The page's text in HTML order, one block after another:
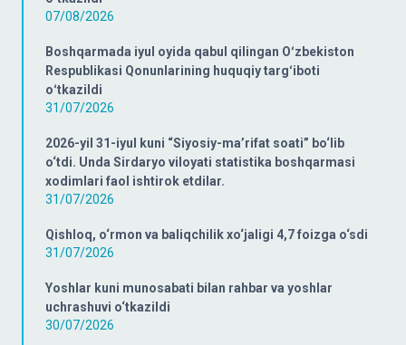
07/08/2026
Boshqarmada iyul oyida qabul qilingan Oʻzbekiston
Respublikasi Qonunlarining huquqiy targʻiboti
oʻtkazildi
31/07/2026
2026-yil 31-iyul kuni “Siyosiy-ma’rifat soati” bo‘lib
o‘tdi. Unda Sirdaryo viloyati statistika boshqarmasi
xodimlari faol ishtirok etdilar.
31/07/2026
Qishloq, o‘rmon va baliqchilik xo‘jaligi 4,7 foizga o‘sdi
31/07/2026
Yoshlar kuni munosabati bilan rahbar va yoshlar
uchrashuvi o‘tkazildi
30/07/2026